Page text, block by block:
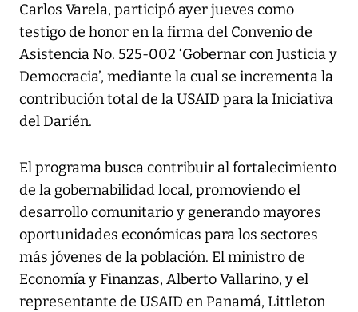
Carlos Varela, participó ayer jueves como
testigo de honor en la firma del Convenio de
Asistencia No. 525-002 ‘Gobernar con Justicia y
Democracia’, mediante la cual se incrementa la
contribución total de la USAID para la Iniciativa
del Darién.
El programa busca contribuir al fortalecimiento
de la gobernabilidad local, promoviendo el
desarrollo comunitario y generando mayores
oportunidades económicas para los sectores
más jóvenes de la población. El ministro de
Economía y Finanzas, Alberto Vallarino, y el
representante de USAID en Panamá, Littleton